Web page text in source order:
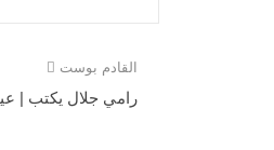
القادم بوست
رامي جلال يكتب |